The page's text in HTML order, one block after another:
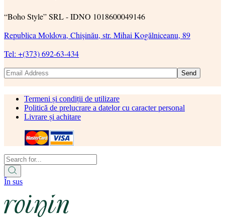
“Boho Style” SRL - IDNO 1018600049146
Republica Moldova, Chișinău, str. Mihai Kogălniceanu, 89
Tel: +(373) 692-63-434
Send
Termeni și condiții de utilizare
Politică de prelucrare a datelor cu caracter personal
Livrare și achitare
În sus